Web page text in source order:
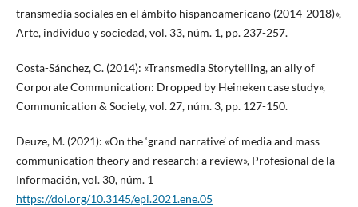
transmedia sociales en el ámbito hispanoamericano (2014-2018)»,
Arte, individuo y sociedad, vol. 33, núm. 1, pp. 237-257.
Costa-Sánchez, C. (2014): «Transmedia Storytelling, an ally of
Corporate Communication: Dropped by Heineken case study»,
Communication & Society, vol. 27, núm. 3, pp. 127-150.
Deuze, M. (2021): «On the ‘grand narrative’ of media and mass
communication theory and research: a review», Profesional de la
Información, vol. 30, núm. 1
https://doi.org/10.3145/epi.2021.ene.05